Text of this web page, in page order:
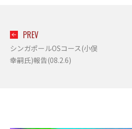
PREV
シンガポールOSコース(小俣
幸嗣氏)報告(08.2.6)